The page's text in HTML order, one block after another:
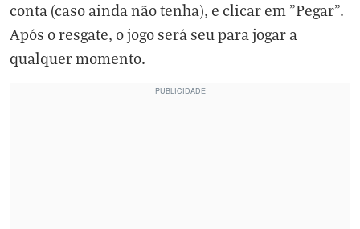
conta (caso ainda não tenha), e clicar em "Pegar".
Após o resgate, o jogo será seu para jogar a
qualquer momento.